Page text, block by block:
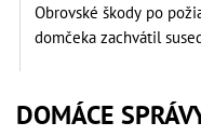
Obrovské škody po
domčeka zachvátil
DOMÁCE